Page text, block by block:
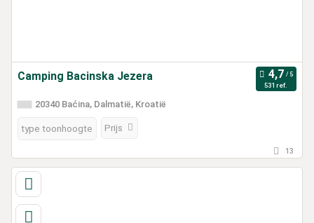
Camping Bacinska Jezera
531 ref.
20340 Baćina, Dalmatië, Kroatië
type toonhoogte Prijs
13